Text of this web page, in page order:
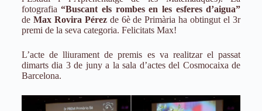
fotografia“Buscant els rombes en les esferes d’aigua”
de Max Rovira Pérezde 6è de Primària ha obtingut el 3r
premi de la seva categoria. Felicitats Max!
L’acte de lliurament de premis es va realitzar el passat
dimarts dia 3 de juny a la sala d’actes del Cosmocaixa de
Barcelona.